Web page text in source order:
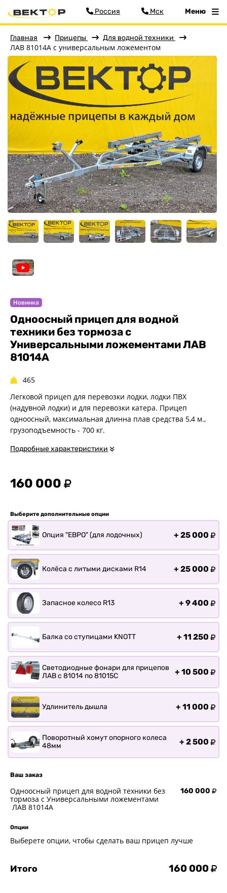
Меню
Главная
Прицепы
Бортовые
Для водной техники
Спец. назначения
Прицепы-автовозы
Прицепы с тормозом
Прицепы для перевозки
Прицепы для лодок и
катеров с жестким корпусом
Прицепы для вездехода-
Запчасти
О заводе
Контакты
Тюнинг прицепов
Получить прицеп
Фильтр
Россия Мск Меню
Главная Прицепы Для водной техники
ЛАВ 81014А с универсальным ложементом
Новинка
Одноосный прицеп для водной
техники без тормоза с
Универсальными ложементами ЛАВ
81014A
465
Легковой прицеп для перевозки лодки, лодки ПВХ
(надувной лодки) и для перевозки катера. Прицеп
одноосный, максимальная длинна плав средства 5,4 м.,
грузоподъемность - 700 кг.
Подробные характеристики
160 000
Выберите дополнительные опции
Опция "ЕВРО" (для лодочных) + 25 000
Колёса с литыми дисками R14 + 25 000
Запасное колесо R13 + 9 400
Балка со ступицами KNOTT + 11 250
Светодиодные фонари для прицепов
ЛАВ с 81014 по 81015С
+ 10 500
Удлинитель дышла + 11 000
Поворотный хомут опорного колеса
48мм
+ 2 500
Ваш заказ
Одноосный прицеп для водной техники без
тормоза с Универсальными ложементами
ЛАВ 81014A
160 000
Опции
Выберете опции, чтобы сделать ваш прицеп лучше
Итого 160 000